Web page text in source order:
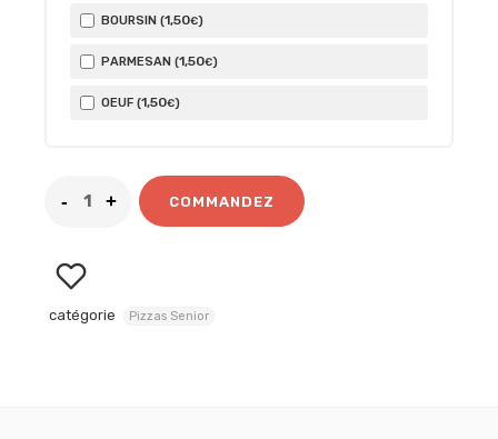
BOURSIN (1,50€)
PARMESAN (1,50€)
OEUF (1,50€)
COMMANDEZ
catégorie Pizzas Senior